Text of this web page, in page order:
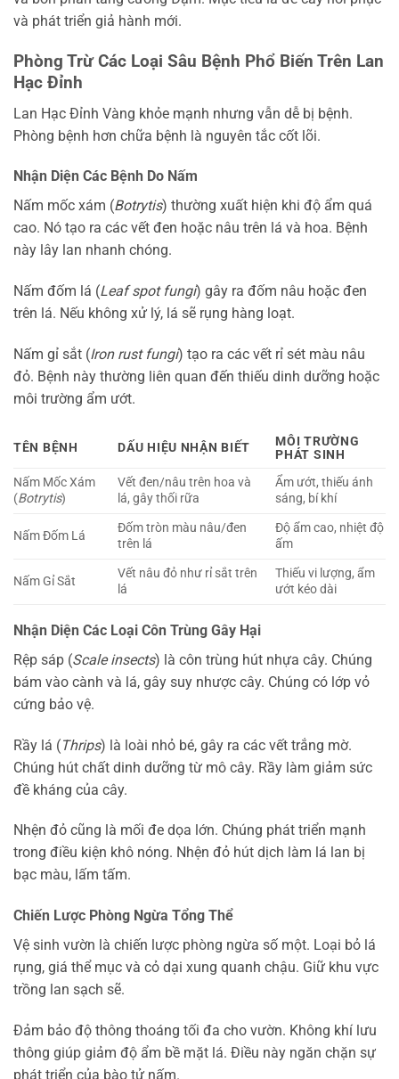
và phát triển giả hành mới.
Phòng Trừ Các Loại Sâu Bệnh Phổ Biến Trên Lan
Hạc Đỉnh
Lan Hạc Đỉnh Vàng khỏe mạnh nhưng vẫn dễ bị bệnh.
Phòng bệnh hơn chữa bệnh là nguyên tắc cốt lõi.
Nhận Diện Các Bệnh Do Nấm
Nấm mốc xám (Botrytis) thường xuất hiện khi độ ẩm quá
cao. Nó tạo ra các vết đen hoặc nâu trên lá và hoa. Bệnh
này lây lan nhanh chóng.
Nấm đốm lá (Leaf spot fungi) gây ra đốm nâu hoặc đen
trên lá. Nếu không xử lý, lá sẽ rụng hàng loạt.
Nấm gỉ sắt (Iron rust fungi) tạo ra các vết rỉ sét màu nâu
đỏ. Bệnh này thường liên quan đến thiếu dinh dưỡng hoặc
môi trường ẩm ướt.
TÊN BỆNH DẤU HIỆU NHẬN BIẾT
MÔI TRƯỜNG
PHÁT SINH
Nấm Mốc Xám
(Botrytis)
Vết đen/nâu trên hoa và
lá, gây thối rữa
Ẩm ướt, thiếu ánh
sáng, bí khí
Nấm Đốm Lá
Đốm tròn màu nâu/đen
trên lá
Độ ẩm cao, nhiệt độ
ấm
Nấm Gỉ Sắt
Vết nâu đỏ như rỉ sắt trên
lá
Thiếu vi lượng, ẩm
ướt kéo dài
Nhận Diện Các Loại Côn Trùng Gây Hại
Rệp sáp (Scale insects) là côn trùng hút nhựa cây. Chúng
bám vào cành và lá, gây suy nhược cây. Chúng có lớp vỏ
cứng bảo vệ.
Rầy lá (Thrips) là loài nhỏ bé, gây ra các vết trắng mờ.
Chúng hút chất dinh dưỡng từ mô cây. Rầy làm giảm sức
đề kháng của cây.
Nhện đỏ cũng là mối đe dọa lớn. Chúng phát triển mạnh
trong điều kiện khô nóng. Nhện đỏ hút dịch làm lá lan bị
bạc màu, lấm tấm.
Chiến Lược Phòng Ngừa Tổng Thể
Vệ sinh vườn là chiến lược phòng ngừa số một. Loại bỏ lá
rụng, giá thể mục và cỏ dại xung quanh chậu. Giữ khu vực
trồng lan sạch sẽ.
Đảm bảo độ thông thoáng tối đa cho vườn. Không khí lưu
thông giúp giảm độ ẩm bề mặt lá. Điều này ngăn chặn sự
phát triển của bào tử nấm.